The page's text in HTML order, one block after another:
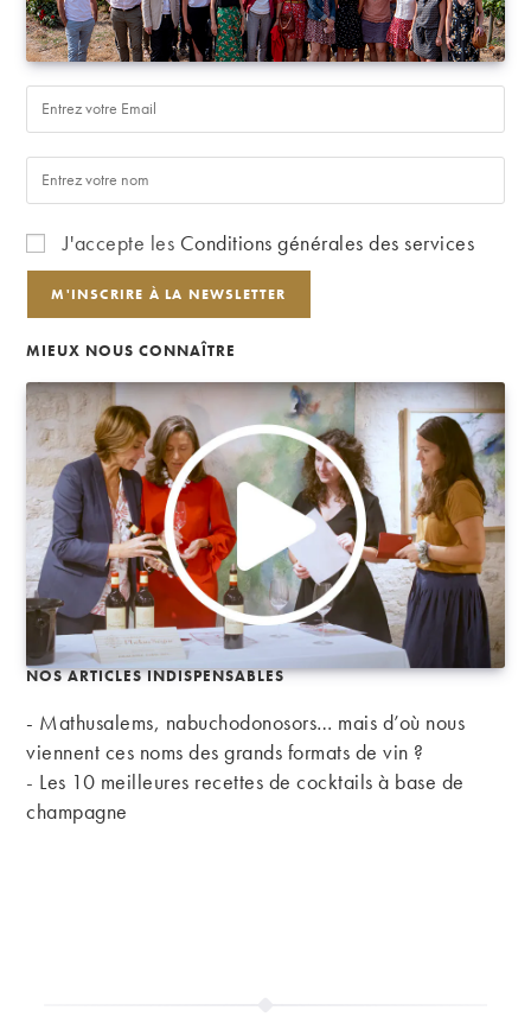
J'accepte les Conditions générales des services
MIEUX NOUS CONNAÎTRE
NOS ARTICLES INDISPENSABLES
- Mathusalems, nabuchodonosors… mais d’où nous
viennent ces noms des grands formats de vin ?
- Les 10 meilleures recettes de cocktails à base de
champagne